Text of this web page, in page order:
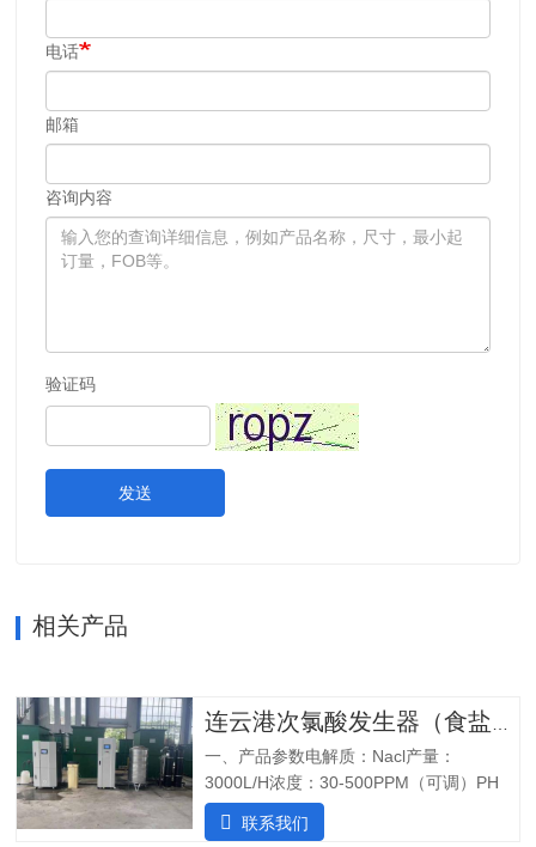
电话
邮箱
咨询内容
验证码
发送
相关产品
一、产品参数电解质：Nacl产量：
3000L/H浓度：30-500PPM（可调）PH
值：5.0-6.5纯水系统酸水最大功率：
7200W纯水最大功率：1800W输入电压：
联系我们